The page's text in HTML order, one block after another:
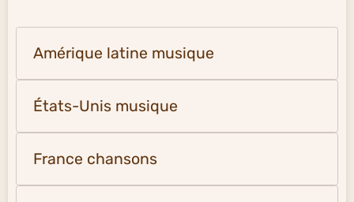
Amérique latine musique
États-Unis musique
France chansons